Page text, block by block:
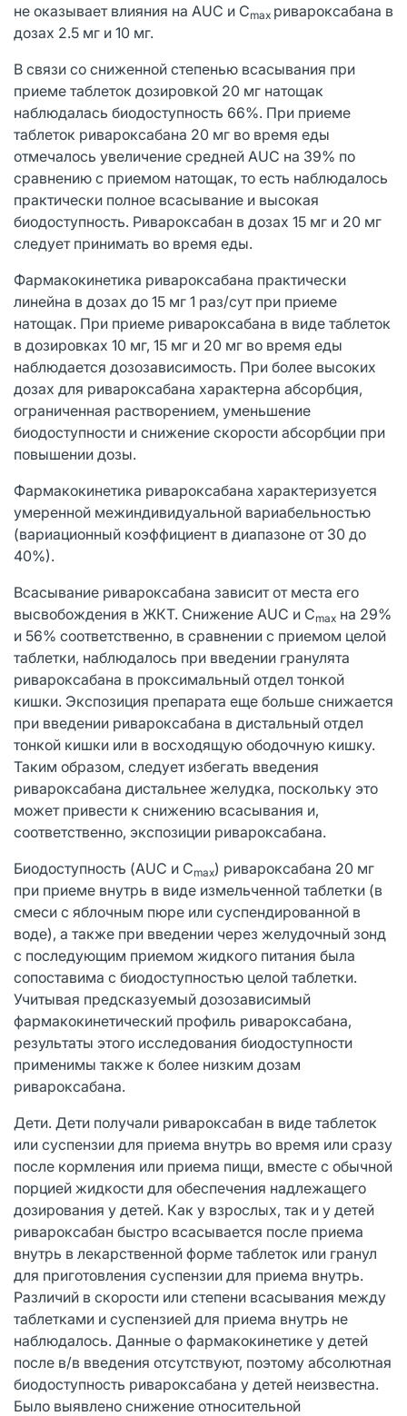
не оказывает влияния на AUC и Сmax ривароксабана в
дозах 2.5 мг и 10 мг.
В связи со сниженной степенью всасывания при
приеме таблеток дозировкой 20 мг натощак
наблюдалась биодоступность 66%. При приеме
таблеток ривароксабана 20 мг во время еды
отмечалось увеличение средней AUC на 39% по
сравнению с приемом натощак, то есть наблюдалось
практически полное всасывание и высокая
биодоступность. Ривароксабан в дозах 15 мг и 20 мг
следует принимать во время еды.
Фармакокинетика ривароксабана практически
линейна в дозах до 15 мг 1 раз/сут при приеме
натощак. При приеме ривароксабана в виде таблеток
в дозировках 10 мг, 15 мг и 20 мг во время еды
наблюдается дозозависимость. При более высоких
дозах для ривароксабана характерна абсорбция,
ограниченная растворением, уменьшение
биодоступности и снижение скорости абсорбции при
повышении дозы.
Фармакокинетика ривароксабана характеризуется
умеренной межиндивидуальной вариабельностью
(вариационный коэффициент в диапазоне от 30 до
40%).
Всасывание ривароксабана зависит от места его
высвобождения в ЖКТ. Снижение AUC и Сmax на 29%
и 56% соответственно, в сравнении с приемом целой
таблетки, наблюдалось при введении гранулята
ривароксабана в проксимальный отдел тонкой
кишки. Экспозиция препарата еще больше снижается
при введении ривароксабана в дистальный отдел
тонкой кишки или в восходящую ободочную кишку.
Таким образом, следует избегать введения
ривароксабана дистальнее желудка, поскольку это
может привести к снижению всасывания и,
соответственно, экспозиции ривароксабана.
Биодоступность (AUC и Сmax) ривароксабана 20 мг
при приеме внутрь в виде измельченной таблетки (в
смеси с яблочным пюре или суспендированной в
воде), а также при введении через желудочный зонд
с последующим приемом жидкого питания была
сопоставима с биодоступностью целой таблетки.
Учитывая предсказуемый дозозависимый
фармакокинетический профиль ривароксабана,
результаты этого исследования биодоступности
применимы также к более низким дозам
ривароксабана.
Дети. Дети получали ривароксабан в виде таблеток
или суспензии для приема внутрь во время или сразу
после кормления или приема пищи, вместе с обычной
порцией жидкости для обеспечения надлежащего
дозирования у детей. Как у взрослых, так и у детей
ривароксабан быстро всасывается после приема
внутрь в лекарственной форме таблеток или гранул
для приготовления суспензии для приема внутрь.
Различий в скорости или степени всасывания между
таблетками и суспензией для приема внутрь не
наблюдалось. Данные о фармакокинетике у детей
после в/в введения отсутствуют, поэтому абсолютная
биодоступность ривароксабана у детей неизвестна.
Было выявлено снижение относительной